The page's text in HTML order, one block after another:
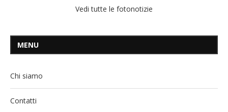
Vedi tutte le fotonotizie
MENU
Chi siamo
Contatti